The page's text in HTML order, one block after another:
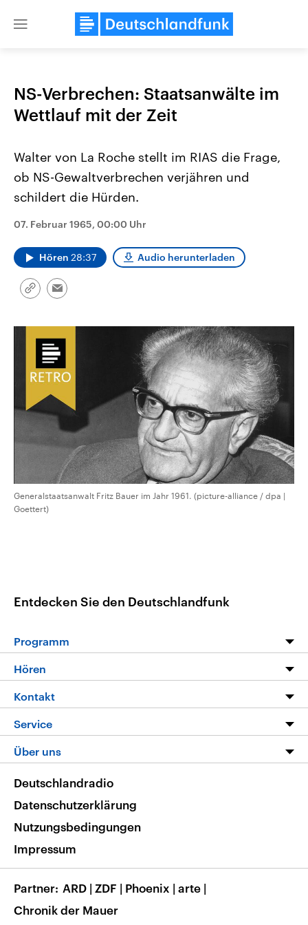
Close
Themen
2026
Alle Informationen
September 2026 einen neuen
Landtag. Seit 2021 wird das
Umfragen, Prognosen,
Wahlprogramme, aktuelle Berichte
und Hintergründe zu den Parteien
und Kandidaten der anstehenden
Wahl.
Aktuelle Beiträge,
Hintergründe
Sendungen Programm Podcasts
Audio-Archiv
NS-Verbrechen: Staatsanwälte im
Wettlauf mit der Zeit
Walter von La Roche stellt im RIAS die Frage,
ob NS-Gewaltverbrechen verjähren und
schildert die Hürden.
07. Februar 1965, 00:00 Uhr
Hören 28:37 Audio herunterladen
Link
Email
Generalstaatsanwalt Fritz Bauer im Jahr 1961. (picture-alliance / dpa |
Goettert)
Entdecken Sie den Deutschlandfunk
Programm
Programm
Die Nachrichten
Nachrichtenleicht
Neue Beiträge auf dlf.de
Hören
Livestream
Podcasts
Deutschlandfunk App
Nachrichten App
Frequenzen
Kontakt
Hörerservice
Service
FAQ
Veranstaltungen
Musikliste
RSS
Über uns
Barrierefreiheit
Deutschlandradio
Datenschutzerklärung
Nutzungsbedingungen
Impressum
Partner ARD | ZDF | Phoenix | arte |
Chronik der Mauer